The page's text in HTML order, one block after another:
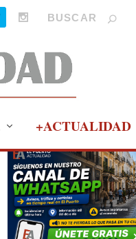
+ACTUALIDAD
PUBLICIDAD